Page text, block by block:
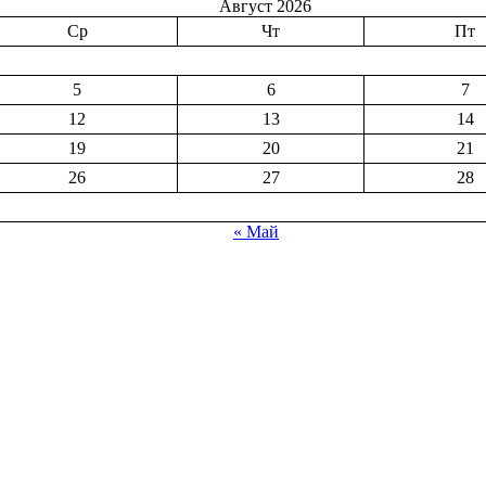
Август 2026
Ср
Чт Пт
5 6
7
12
13
14
19
20
21
26
27 28
« Май